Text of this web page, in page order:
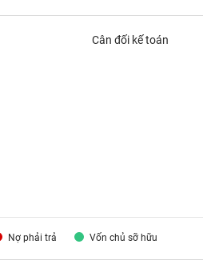
Cân đối kế toán
Nợ phải trả Vốn chủ sỡ hữu